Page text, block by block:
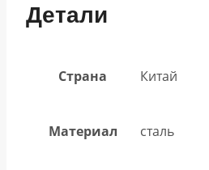
Детали
Страна Китай
Материал сталь